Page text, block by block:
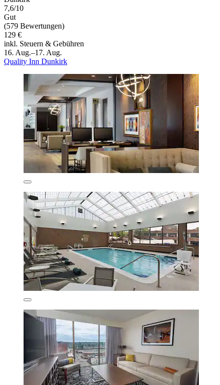
7,6/10
Gut
(579 Bewertungen)
129 €
inkl. Steuern & Gebühren
16. Aug.–17. Aug.
Quality Inn Dunkirk